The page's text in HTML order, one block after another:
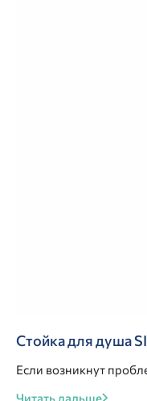
Стойка для душа
Если возникнут
Читать дальше